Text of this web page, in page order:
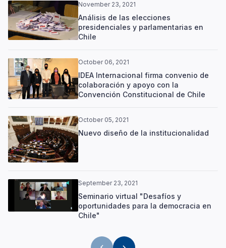
November 23, 2021
Análisis de las elecciones
presidenciales y parlamentarias en
Chile
October 06, 2021
IDEA Internacional firma convenio de
colaboración y apoyo con la
Convención Constitucional de Chile
October 05, 2021
Nuevo diseño de la institucionalidad
September 23, 2021
Seminario virtual "Desafíos y
oportunidades para la democracia en
Chile"